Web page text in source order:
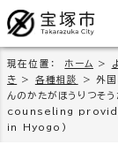
現在位置： ホーム >
き
> 各種相談
> 外国
んのかたがほうりつ
counseling
in Hyogo)